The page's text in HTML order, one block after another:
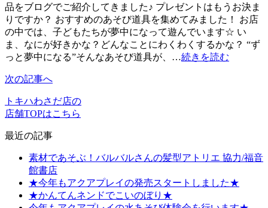
品をブログでご紹介してきました♪ プレゼントはもうお決ま
りですか？ おすすめのあそび道具を集めてみました！ お店
の中では、子どもたちが夢中になって遊んでいます☆ い
ま、なにが好きかな？どんなことにわくわくするかな？ “ず
っと夢中になる”そんなあそび道具が、…続きを読む
次の記事へ
トキハわさだ店の
店舗TOPはこちら
最近の記事
素材であそぶ！バルバルさんの髪型アトリエ 協力/福音
館書店
★今年もアクアプレイの発売スタートしました★
★かんてんネンドでこいのぼり★